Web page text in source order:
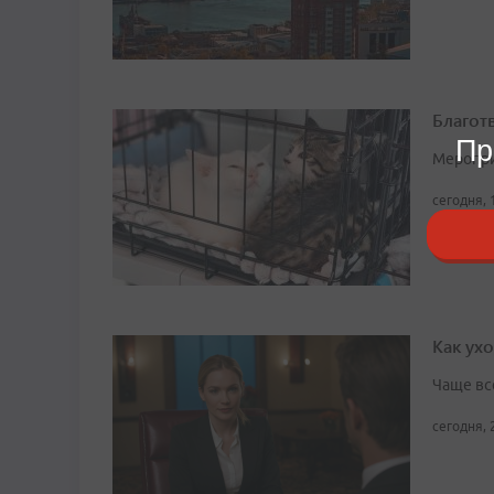
сегодня,
Как
Чаще
сегодня,